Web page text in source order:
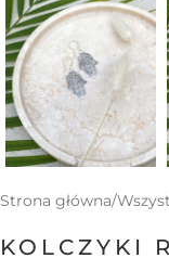
Strona główna/
KOLCZYKI